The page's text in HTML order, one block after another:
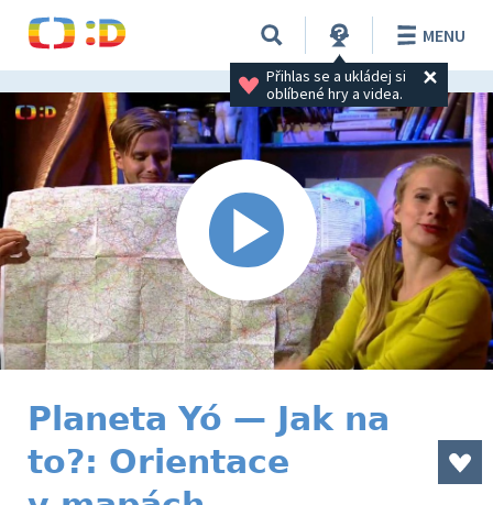
Přihlas se a ukládej si
oblíbené hry a videa.
MENU
Planeta Yó — Jak na
to?: Orientace